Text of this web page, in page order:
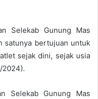
Selekab Gunung Mas
satunya bertujuan untuk
sejak dini, sejak usia
2024).
Selekab Gunung Mas